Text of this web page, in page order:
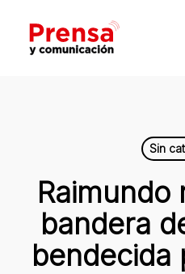
main
Sin
Raimundo
bandera
bendecida